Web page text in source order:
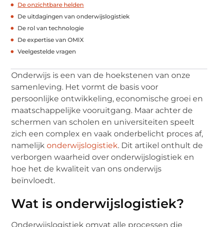
De onzichtbare helden
De uitdagingen van onderwijslogistiek
De rol van technologie
De expertise van OMIX
Veelgestelde vragen
Onderwijs is een van de hoekstenen van onze
samenleving. Het vormt de basis voor
persoonlijke ontwikkeling, economische groei en
maatschappelijke vooruitgang. Maar achter de
schermen van scholen en universiteiten speelt
zich een complex en vaak onderbelicht proces af,
namelijkonderwijslogistiek. Dit artikel onthult de
verborgen waarheid over onderwijslogistiek en
hoe het de kwaliteit van ons onderwijs
beïnvloedt.
Wat is onderwijslogistiek?
Onderwijslogistiek omvat alle processen die